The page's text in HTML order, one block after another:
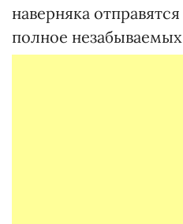
наверняка
полное